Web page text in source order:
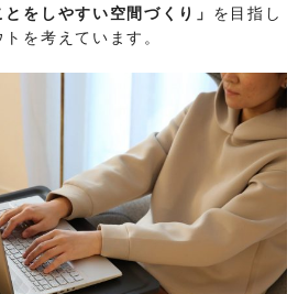
をしやすい空間づくり」 を目指し
を考えています。